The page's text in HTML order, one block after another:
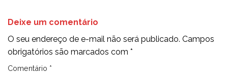
Deixe um comentário
O seu endereço de e-mail não será publicado. Campos
obrigatórios são marcados com *
Comentário *